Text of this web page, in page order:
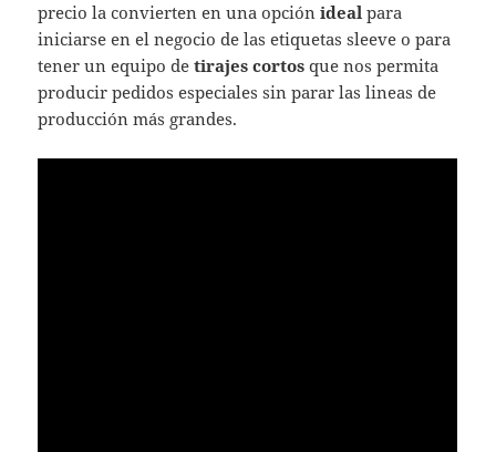
precio la convierten en una opciónideal para
iniciarse en el negocio de las etiquetas sleeve o para
tener un equipo detirajes cortos que nos permita
producir pedidos especiales sin parar las lineas de
producción más grandes.